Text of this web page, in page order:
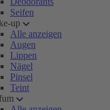
Seifen
up
Alle anzeigen
Augen
Lippen
Nägel
Pinsel
Teint